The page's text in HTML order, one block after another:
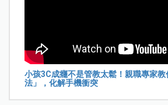
小孩3C成癮不是管教太鬆！親職專家教
法」，化解手機衝突